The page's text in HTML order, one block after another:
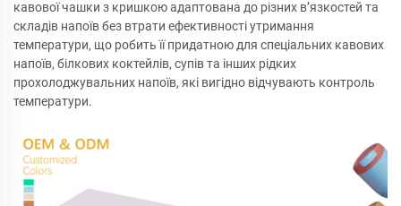
кавової чашки з кришкою адаптована до різних в’язкостей та
складів напоїв без втрати ефективності утримання
температури, що робить її придатною для спеціальних кавових
напоїв, білкових коктейлів, супів та інших рідких
прохолоджувальних напоїв, які вигідно відчувають контроль
температури.